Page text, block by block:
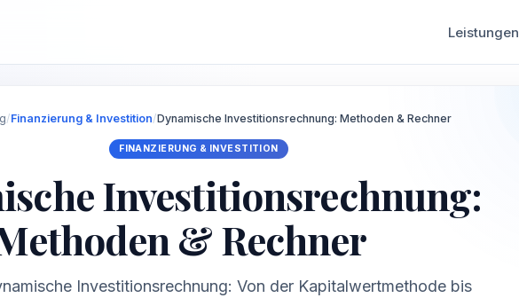
Leistungen
/Finanzierung & Investition/Dynamische Investitionsrechnung: Methoden & Rechner
FINANZIERUNG & INVESTITION
Investitionsrechnung:
& Rechner
Investitionsrechnung: Von der Kapitalwertmethode bis